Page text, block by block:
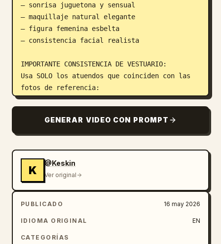
— sonrisa juguetona y sensual
— maquillaje natural elegante
— figura femenina esbelta
— consistencia facial realista
IMPORTANTE CONSISTENCIA DE VESTUARIO:
Usa SOLO los atuendos que coinciden con las
fotos de referencia:
LOOK 1:
estampado floral, tirantes finos, tela suave
y fluida.
LOOK 2:
Vestido mini negro ajustado sin mangas con
bolso de hombro negro.
LOOK 3:
Cárdigan blanco corto sobre top blanco con
GENERAR VIDEO CON PROMPT
K
@Keskin
Ver original
PUBLICADO 16 may 2026
IDIOMA ORIGINAL EN
CATEGORÍAS